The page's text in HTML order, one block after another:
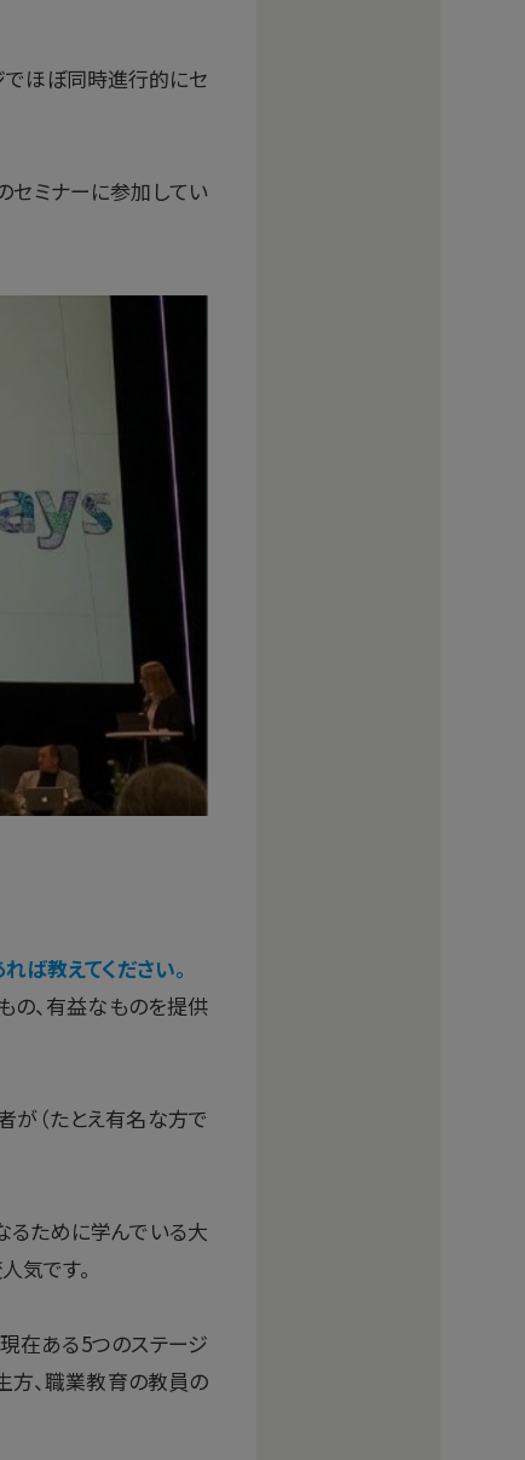
でほぼ同時進行的にセ
セミナーに参加してい
ば教えてください。
の、有益なものを提供
が（たとえ有名な方で
るために学んでいる大
気です。
在ある5つのステージ
方、職業教育の教員の